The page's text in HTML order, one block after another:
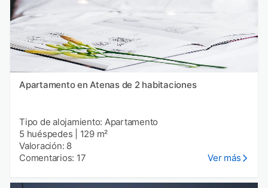
Apartamento en Atenas de 2 habitaciones
Tipo de alojamiento: Apartamento
5 huéspedes
129 m²
Valoración: 8
Comentarios: 17
Ver más